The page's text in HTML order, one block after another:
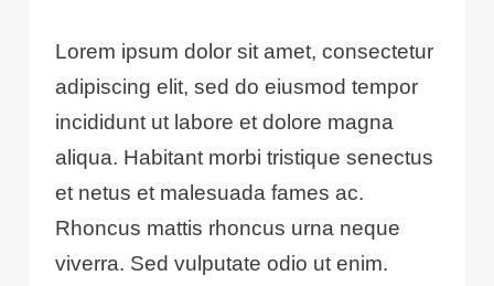
Lorem ipsum dolor sit amet, consectetur
adipiscing elit, sed do eiusmod tempor
incididunt ut labore et dolore magna
aliqua. Habitant morbi tristique senectus
et netus et malesuada fames ac.
Rhoncus mattis rhoncus urna neque
viverra. Sed vulputate odio ut enim.